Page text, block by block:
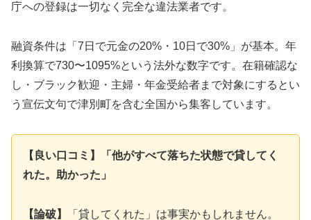
庁への登録は一切なく完全な違法業者です。
融資条件は「7日で元金の20%・10日で30%」が基本。年
利換算で730〜1095%という法外な数字です。在籍確認な
し・ブラック歓迎・主婦・年金受給者まで対象にするとい
う宣伝文句で津別町を含む全国から集客しています。
【良い口コミ】「他がすべて落ちた状態で貸してく
れた。助かった」
【論破】
「貸してくれた」は事実かもしれません。